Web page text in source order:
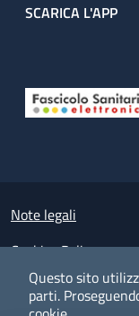
Questo sito
parti.
SCARICA L'APP
Small prints
Note legali
Cookies Policy
Policy privacy e